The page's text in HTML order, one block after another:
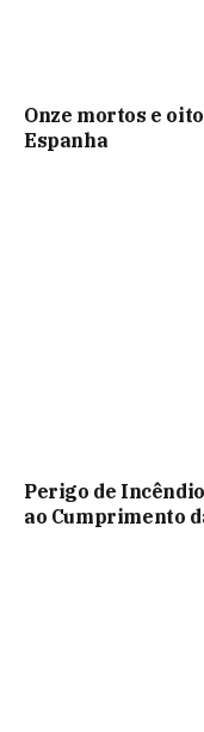
Onze mortos e
Espanha
Perigo de
ao Cumprimento